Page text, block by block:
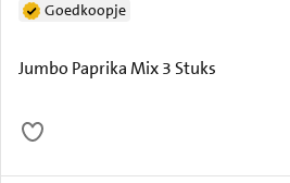
Jumbo Paprika Mix 3 Stuks
Goedkoopje